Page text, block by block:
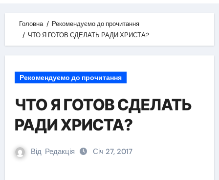
Головна
Рекомендуємо до прочитання
ЧТО Я ГОТОВ СДЕЛАТЬ РАДИ ХРИСТА?
Рекомендуємо до прочитання
ЧТО Я ГОТОВ СДЕЛАТЬ
РАДИ ХРИСТА?
Від Редакція Січ 27, 2017